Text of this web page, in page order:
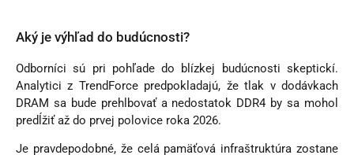
Aký je výhľad do budúcnosti?
Odborníci sú pri pohľade do blízkej budúcnosti skeptickí.
Analytici z TrendForce predpokladajú, že tlak v dodávkach
DRAM sa bude prehlbovať a nedostatok DDR4 by sa mohol
predĺžiť až do prvej polovice roka 2026.
Je pravdepodobné, že celá pamäťová infraštruktúra zostane